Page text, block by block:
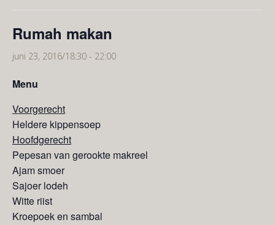
Rumah makan
juni 23, 2016/18:30 - 22:00
Menu
Voorgerecht
Heldere kippensoep
Hoofdgerecht
Pepesan van gerookte makreel
Ajam smoer
Sajoer lodeh
Witte riist
Kroepoek en sambal